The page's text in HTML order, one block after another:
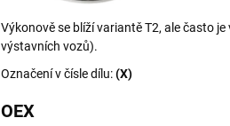
Výkonově se blíží variantě T2, ale často
výstavních vozů).
Označení v čísle dílu:(X)
OEX